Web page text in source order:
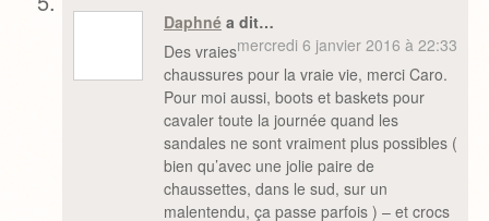
Daphnéa dit…
mercredi 6 janvier 2016 à 22:33
Des vraies
chaussures pour la vraie vie, merci Caro.
Pour moi aussi, boots et baskets pour
cavaler toute la journée quand les
sandales ne sont vraiment plus possibles (
bien qu’avec une jolie paire de
chaussettes, dans le sud, sur un
malentendu, ça passe parfois ) – et crocs